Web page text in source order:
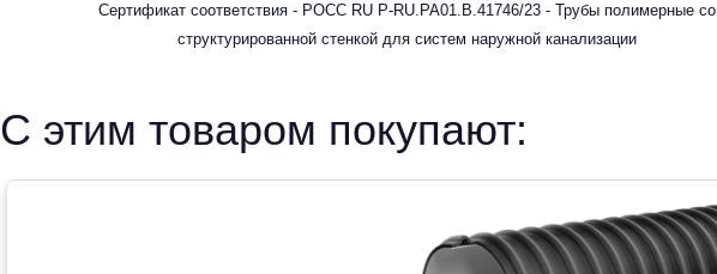
Сертификат соответствия - РОСС RU Р-RU.РА01.В.41746/23 - Трубы полимерные со
структурированной стенкой для систем наружной канализации
С этим товаром покупают: